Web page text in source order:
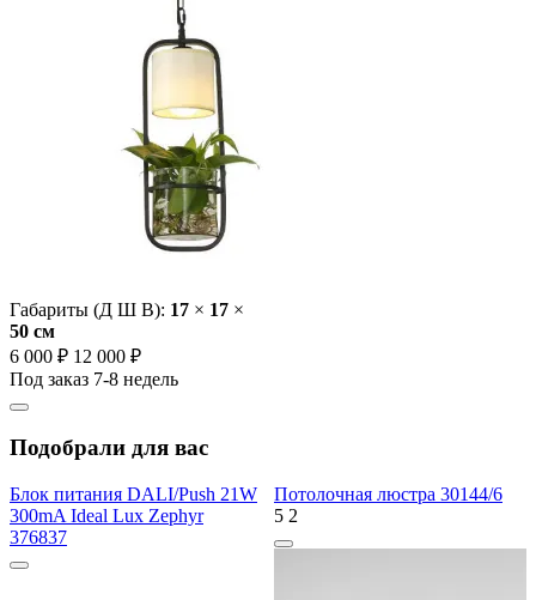
Габариты (Д Ш В): 17 × 17 ×
50 cм
6 000 ₽ 12 000 ₽
Под заказ 7-8 недель
Подобрали для вас
Блок питания DALI/Push 21W
300mA Ideal Lux Zephyr
376837
Потолочная люстра 30144/6
5 2